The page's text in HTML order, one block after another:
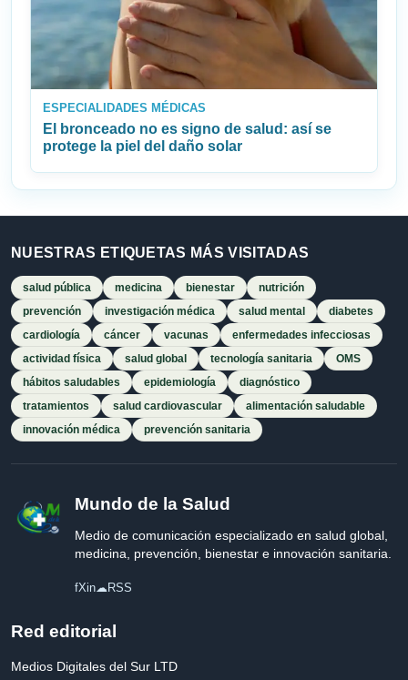
ESPECIALIDADES MÉDICAS
El bronceado no es signo de salud: así se
protege la piel del daño solar
NUESTRAS ETIQUETAS MÁS VISITADAS
salud pública medicina bienestar
nutrición
prevención
investigación médica salud mental
diabetes
cardiología
cáncer vacunas
enfermedades infecciosas
actividad física
salud global tecnología sanitaria
OMS
hábitos saludables
epidemiología
diagnóstico
tratamientos
salud cardiovascular
alimentación saludable
innovación médica
prevención sanitaria
Mundo de la Salud
Medio de comunicación especializado en salud global,
medicina, prevención, bienestar e innovación sanitaria.
fXin☁RSS
Red editorial
Medios Digitales del Sur LTD